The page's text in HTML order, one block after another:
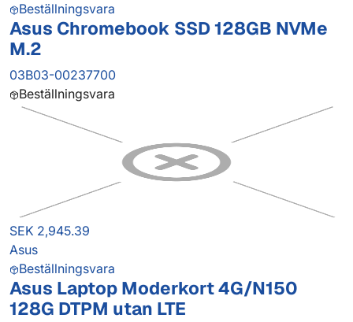
Beställningsvara
Asus Chromebook SSD 128GB NVMe
M.2
03B03-00237700
Beställningsvara
SEK 2,945.39
Asus
Beställningsvara
Asus Laptop Moderkort 4G/N150
128G DTPM utan LTE